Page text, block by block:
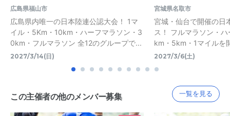
広島県福山市
広島県内唯一の日本陸連公認大会！ 1マ
イル・5Km・10km・ハーフマラソン・3
0km・フルマラソン 全12のグループで...
2027/3/14(日)
宮城県名取市
宮城・仙台で開催の日
ス！ フルマラソン・
km・5km・1マイルを
2027/3/6(土)
この主催者の他のメンバー募集 一覧を見る